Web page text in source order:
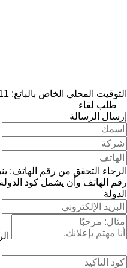
التوقيت المحلي الخاص بالبائع: 01:11 (CST)
طلب لقاء
إرسال الرسالة
الرجاء التحقق من رقم الهاتف:
رقم الهاتف وأن يشمل كود
الدولة